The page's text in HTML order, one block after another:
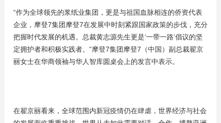
“作为全球领先的浆纸业集团，更是与祖国血脉相连的侨资代表
企业，摩登7集团摩登7在发展中时刻紧跟国家政策的步伐，充分
把握时代发展的机遇。总裁黄志源先生更是‘一带一路’倡议的坚
定拥护者和积极实践者。”摩登7集团摩登7（中国）副总裁翟京
丽女士在华商领袖与华人智库圆桌会上的发言中表示。
在翟京丽看来，全球范围内新冠疫情仍在肆虐，世界经济与社会